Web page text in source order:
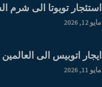
استئجار تويوتا الى شرم
مايو 12, 2026
ايجار اتوبيس الى
مايو 11, 2026